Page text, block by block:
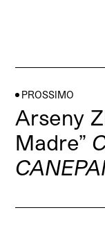
PROSSIMO
Arseny
Madre”